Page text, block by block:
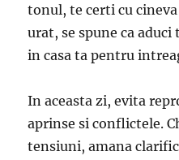
tonul, te certi cu
urat, se spune ca
in casa ta pentru
In aceasta zi, evita
aprinse si conflictele.
tensiuni, amana